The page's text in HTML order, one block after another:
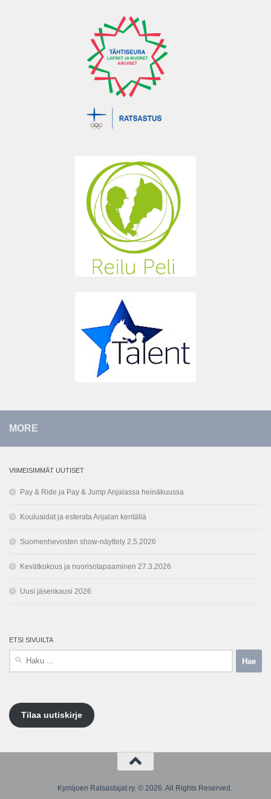
MORE
VIIMEISIMMÄT UUTISET
Pay & Ride ja Pay & Jump Anjalassa heinäkuussa
Kouluaidat ja esterata Anjalan kentällä
Suomenhevosten show-näyttely 2.5.2026
Kevätkokous ja nuorisotapaaminen 27.3.2026
Uusi jäsenkausi 2026
ETSI SIVUILTA
Tilaa uutiskirje
Kymijoen Ratsastajat ry. © 2026. All Rights Reserved.